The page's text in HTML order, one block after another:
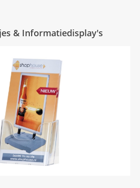
& Informatiedisplay's